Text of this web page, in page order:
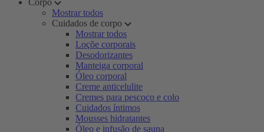
Corpo
Mostrar todos
Cuidados de corpo
Mostrar todos
Loçõe corporais
Desodorizantes
Manteiga corporal
Óleo corporal
Creme anticelulite
Cremes para pescoço e colo
Cuidados íntimos
Mousses hidratantes
Óleo e infusão de sauna